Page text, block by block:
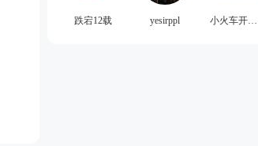
跌宕12载 yesirppl 小火车开动了GT